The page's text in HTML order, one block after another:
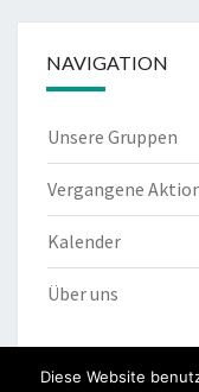
NAVIGATION
Unsere Gruppen
Vergangene
Kalender
Über uns
Diese Website